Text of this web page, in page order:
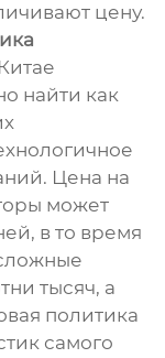
цену.
найти как
Цена на
может
в то время
тысяч, а
политика
самого